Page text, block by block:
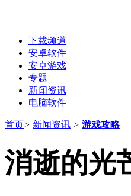
下载频道
安卓软件
安卓游戏
专题
新闻资讯
电脑软件
首页> 新闻资讯 > 游戏攻略
消逝的光